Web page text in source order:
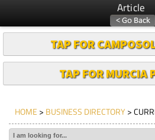
Article
TAP FOR
TAP FOR MURCIA
HOME > BUSINESS DIRECTORY>